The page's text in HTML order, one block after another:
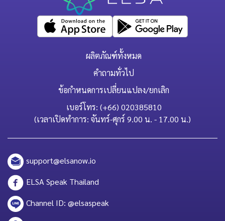
ผลิตภัณฑ์ทั้งหมด
คำถามทั่วไป
ข้อกำหนดการเปลี่ยนแปลง/ยกเลิก
เบอร์โทร: (+66) 020385810
(เวลาเปิดทำการ: จันทร์-ศุกร์ 9.00 น. - 17.00 น.)
support@elsanow.io
ELSA Speak Thailand
Channel ID: @elsaspeak